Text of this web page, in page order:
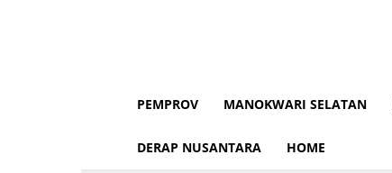
PEMPROV MANOKWARI SELATAN
DERAP NUSANTARA HOME